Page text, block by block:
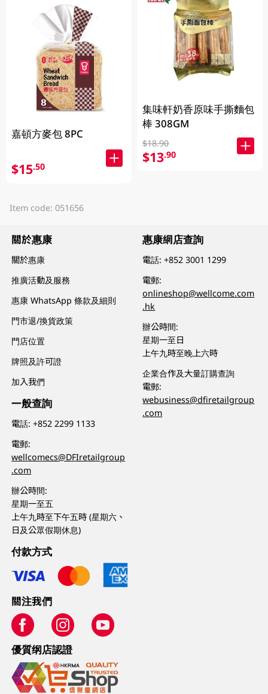
嘉頓方麥包 8PC
$15.50
集味軒奶香原味手撕麵包
棒 308GM
$18.90
$13.90
Item code: 051656
關於惠康
關於惠康
推廣活動及服務
惠康 WhatsApp 條款及細則
門市退/換貨政策
門店位置
牌照及許可證
加入我們
一般查詢
電話:+852 2299 1133
電郵:
wellcomecs@DFIretailgroup
.com
辦公時間:
星期一至五
上午九時至下午五時 (星期六、
日及公眾假期休息)
惠康網店查詢
電話:+852 3001 1299
電郵:
onlineshop@wellcome.com
.hk
辦公時間:
星期一至日
上午九時至晚上六時
企業合作及大量訂購查詢
電郵:
webusiness@dfiretailgroup
.com
付款方式
關注我們
優質纲店認證